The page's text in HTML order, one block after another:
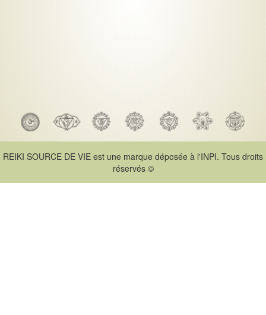
REIKI SOURCE DE VIE est une marque déposée à l'INPI. Tous droits
réservés ©